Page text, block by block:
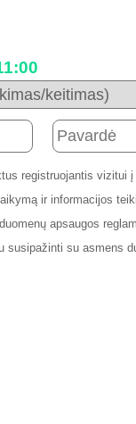
registruojantis
ir informacijos
apsaugos
susipažinti su asmens